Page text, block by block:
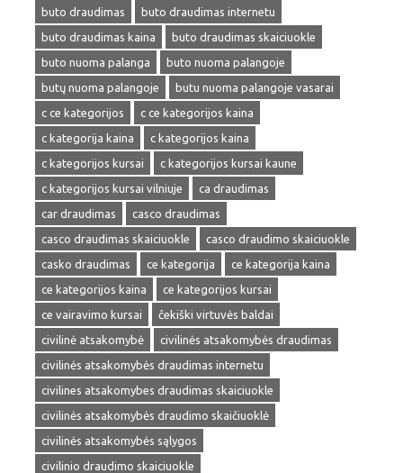
buto draudimas
buto draudimas internetu
buto draudimas kaina
buto draudimas skaiciuokle
buto nuoma palanga
buto nuoma palangoje
butų nuoma palangoje
butu nuoma palangoje vasarai
c ce kategorijos
c ce kategorijos kaina
c kategorija kaina
c kategorijos kaina
c kategorijos kursai
c kategorijos kursai kaune
c kategorijos kursai vilniuje
ca draudimas
car draudimas
casco draudimas
casco draudimas skaiciuokle
casco draudimo skaiciuokle
casko draudimas
ce kategorija
ce kategorija kaina
ce kategorijos kaina
ce kategorijos kursai
ce vairavimo kursai
čekiški virtuvės baldai
civilinė atsakomybė
civilinės atsakomybės draudimas
civilinės atsakomybės draudimas internetu
civilines atsakomybes draudimas skaiciuokle
civilinės atsakomybės draudimo skaičiuoklė
civilinės atsakomybės sąlygos
civilinio draudimo skaiciuokle